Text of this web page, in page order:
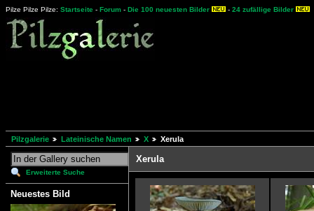
Pilze Pilze Pilze: Startseite - Forum - Die 100 neuesten Bilder - 24 zufällige Bilder
Pilzgalerie Lateinische Namen X Xerula
Erweiterte Suche
Neuestes Bild
Xerula